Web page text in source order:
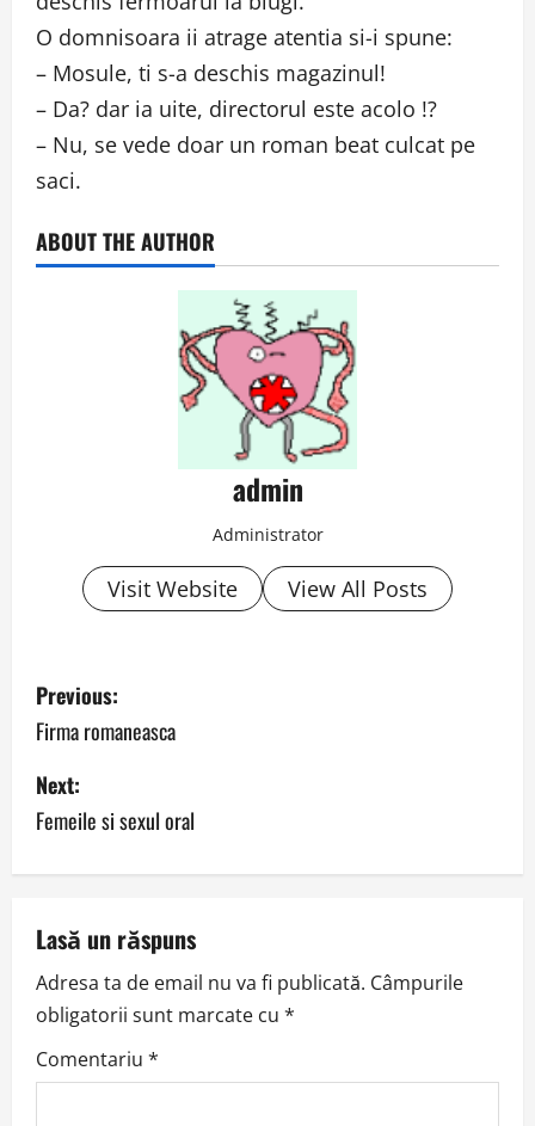
O domnisoara ii atrage atentia si-i spune:
– Mosule, ti s-a deschis magazinul!
– Da? dar ia uite, directorul este acolo !?
– Nu, se vede doar un roman beat culcat pe
saci.
ABOUT THE AUTHOR
admin
Administrator
Visit Website View All Posts
P
o
s
t
n
a
v
i
g
Previous:
Firma romaneasca
Next:
Femeile si sexul oral
Lasă un răspuns
Adresa ta de email nu va fi publicată. Câmpurile
obligatorii sunt marcate cu *
Comentariu *